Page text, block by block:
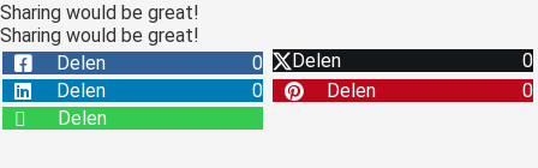
Sharing would be great!
Sharing would be great!
Delen
0 Delen
0
Delen
0 Delen
0
Delen